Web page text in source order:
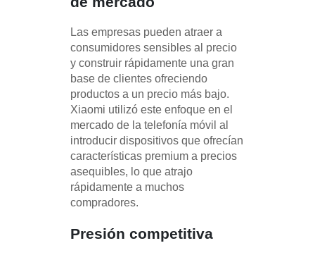
Las empresas pueden atraer a
consumidores sensibles al precio
y construir rápidamente una gran
base de clientes ofreciendo
productos a un precio más bajo.
Xiaomi utilizó este enfoque en el
mercado de la telefonía móvil al
introducir dispositivos que ofrecían
características premium a precios
asequibles, lo que atrajo
rápidamente a muchos
compradores.
Presión competitiva